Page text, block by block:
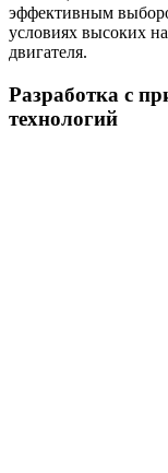
эффективным
условиях высоких
двигателя.
Разработка с
технологий